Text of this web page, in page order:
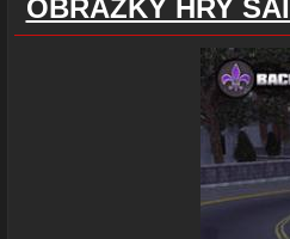
OBRÁZKY HRY